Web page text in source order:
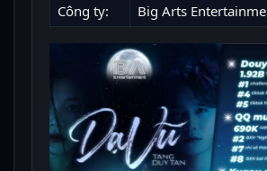
Công ty:
Big Arts